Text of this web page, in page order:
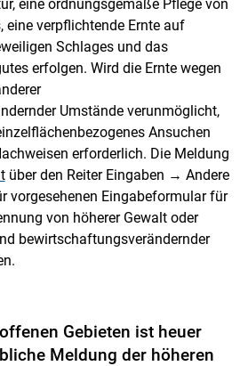
eine ordnungsgemäße Pflege von
eine verpflichtende Ernte auf
Schlages und das
erfolgen. Wird die Ernte wegen
Umstände verunmöglicht,
Ansuchen
erforderlich. Die Meldung
über den Reiter Eingaben → Andere
vorgesehenen Eingabeformular für
von höherer Gewalt oder
bewirtschaftungsverändernder
Gebieten ist heuer
Meldung der höheren